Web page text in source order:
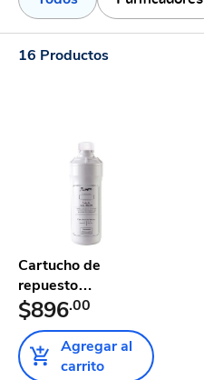
16 Productos
Cartucho de
repuesto
alcanizador pureal
...
$896.00
Agregar al
carrito